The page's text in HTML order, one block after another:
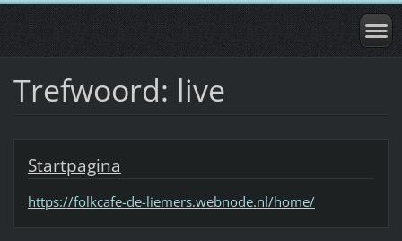
Trefwoord: live
Startpagina
https://folkcafe-de-liemers.webnode.nl/home/